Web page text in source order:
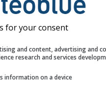
60 ώ
GFS-40
180 ώ (3-hourly)
North
12.0 km
for your consent
and content, advertising and
research and services
information on a device